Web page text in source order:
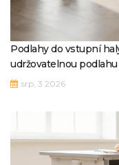
Podlahy do vstupní
udržovatelnou podlahu
srp, 3 2026